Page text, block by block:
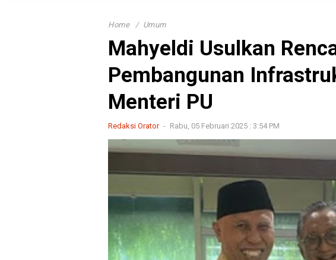
Home Umum
Mahyeldi Usulkan
Pembangunan
Menteri PU
Redaksi Orator Rabu, 05 Februari 2025 : 3:54 PM